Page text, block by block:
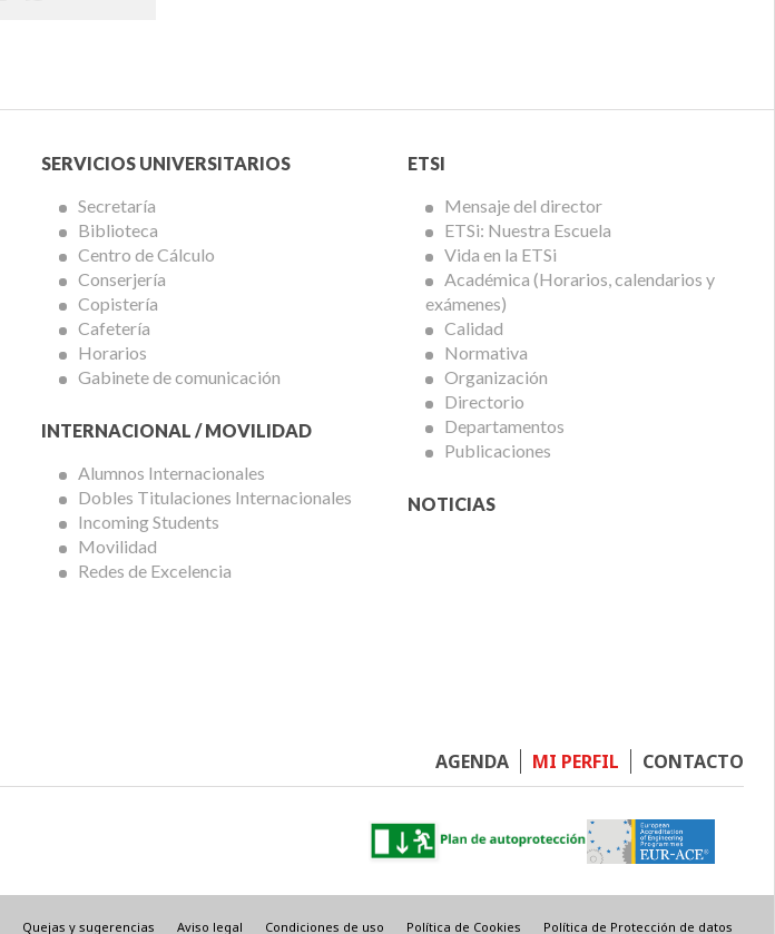
Menú
Servicios
Universitarios
SERVICIOS UNIVERSITARIOS
Secretaría
Biblioteca
Centro de Cálculo
Conserjería
Copistería
Cafetería
Horarios
Gabinete de comunicación
INTERNACIONAL / MOVILIDAD
Alumnos Internacionales
Dobles Titulaciones Internacionales
Incoming Students
Movilidad
Redes de Excelencia
Menú
ETSi
ETSI
Mensaje del director
ETSi: Nuestra Escuela
Vida en la ETSi
Académica (Horarios, calendarios y
exámenes)
Calidad
Normativa
Organización
Directorio
Departamentos
Publicaciones
NOTICIAS
Footer
AGENDA MI PERFIL CONTACTO
Quejas y sugerencias Aviso legal Condiciones de uso Política de Cookies Política de Protección de datos